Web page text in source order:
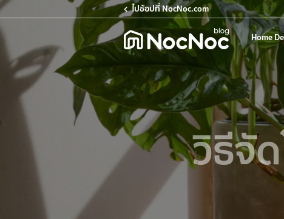
ไปช้อปที่ NocNoc.com
Home
วิธีจั